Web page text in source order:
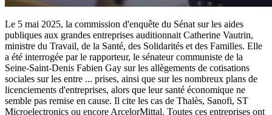
Le 5 mai 2025, la commission d'enquête du Sénat sur les aides
publiques aux grandes entreprises auditionnait Catherine Vautrin,
ministre du Travail, de la Santé, des Solidarités et des Familles. Elle
a été interrogée par le rapporteur, le sénateur communiste de la
Seine-Saint-Denis Fabien Gay sur les allègements de cotisations
sociales sur les entre ... prises, ainsi que sur les nombreux plans de
licenciements d'entreprises, alors que leur santé économique ne
semble pas remise en cause. Il cite les cas de Thalès, Sanofi, ST
Microelectronics ou encore ArcelorMittal. Toutes ces entreprises ont